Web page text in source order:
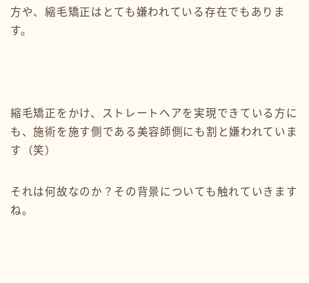
方や、縮毛矯正はとても嫌われている存在でもありま
す。
縮毛矯正をかけ、ストレートヘアを実現できている方に
も、施術を施す側である美容師側にも割と嫌われていま
す（笑）
それは何故なのか？その背景についても触れていきます
ね。